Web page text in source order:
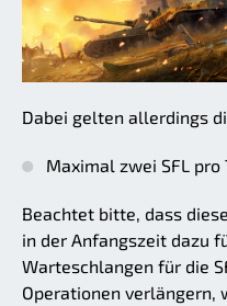
Dabei gelten allerdings
Maximal zwei SFL pro
Beachtet bitte, dass
in der Anfangszeit dazu
Warteschlangen für die
Operationen verlängern,